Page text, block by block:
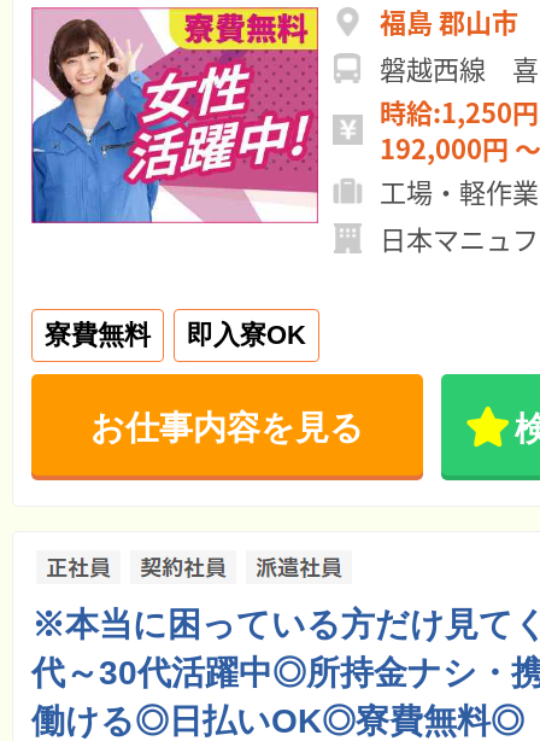
福島 郡山市
磐越西線 喜
時給:1,250
192,000円
工場・軽作業
日本マニュ
寮費無料 即入寮OK
お仕事内容を見る
※本当に困っている方だけ見て
代～30代活躍中◎所持金ナシ・
働ける◎日払いOK◎寮費無料◎